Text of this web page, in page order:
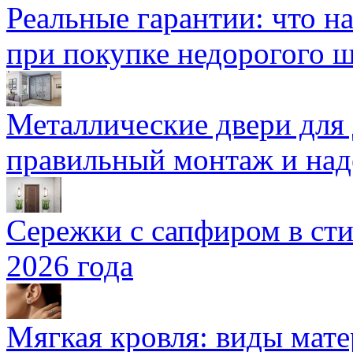
Реальные гарантии: что
при покупке недорогого
Металлические двери
правильный монтаж и
Сережки с сапфиром в
2026 года
Мягкая кровля: виды